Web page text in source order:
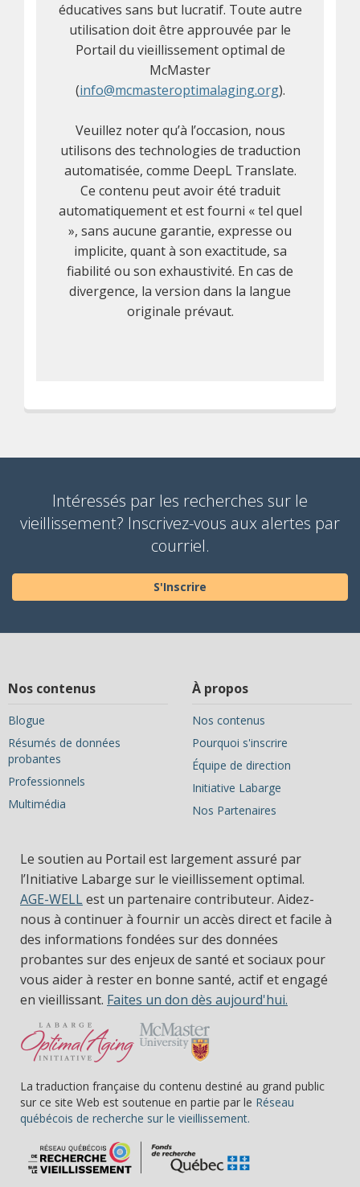
éducatives sans but lucratif. Toute autre
utilisation doit être approuvée par le
Portail du vieillissement optimal de
McMaster
(info@mcmasteroptimalaging.org).
Veuillez noter qu’à l’occasion, nous
utilisons des technologies de traduction
automatisée, comme DeepL Translate.
Ce contenu peut avoir été traduit
automatiquement et est fourni « tel quel
», sans aucune garantie, expresse ou
implicite, quant à son exactitude, sa
fiabilité ou son exhaustivité. En cas de
divergence, la version dans la langue
originale prévaut.
Intéressés par les recherches sur le
vieillissement? Inscrivez-vous aux alertes par
courriel.
S'Inscrire
Nos contenus
Blogue
Résumés de données
probantes
Professionnels
Multimédia
À propos
Nos contenus
Pourquoi s'inscrire
Équipe de direction
Initiative Labarge
Nos Partenaires
Le soutien au Portail est largement assuré par
l’Initiative Labarge sur le vieillissement optimal.
AGE-WELLest un partenaire contributeur. Aidez-
nous à continuer à fournir un accès direct et facile à
des informations fondées sur des données
probantes sur des enjeux de santé et sociaux pour
vous aider à rester en bonne santé, actif et engagé
en vieillissant. Faites un don dès aujourd'hui.
La traduction française du contenu destiné au grand public
sur ce site Web est soutenue en partie par le Réseau
québécois de recherche sur le vieillissement.